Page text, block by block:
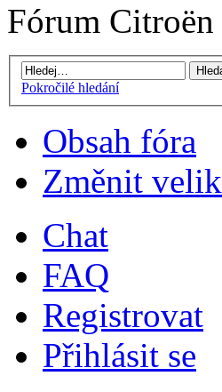
Fórum Citroën
Pokročilé hledání
Obsah fóra
Změnit
Chat
FAQ
Registrovat
Přihlásit se